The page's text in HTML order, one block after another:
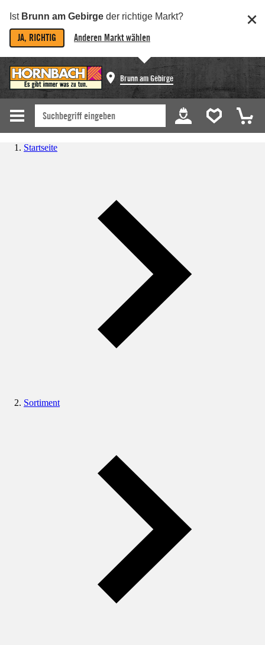
Ist Brunn am Gebirge der richtige Markt?
JA, RICHTIG Anderen Markt wählen
Brunn am Gebirge
Startseite
Sortiment